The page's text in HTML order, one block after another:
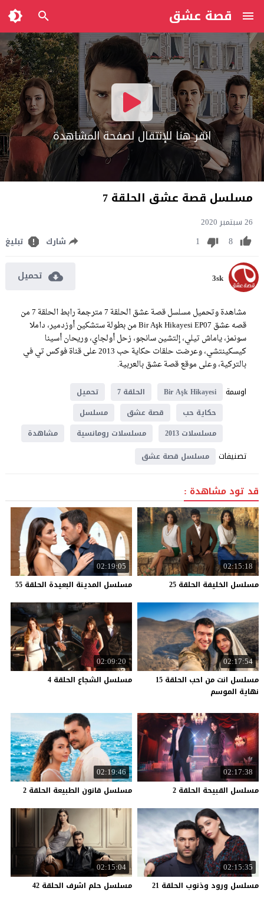
قصة عشق
انقر هنا للإنتقال لصفحة المشاهدة
مسلسل قصة عشق الحلقة 7
26 سبتمبر 2020
8
1 شارك تبليغ
3sk تحميل
مشاهدة وتحميل مسلسل قصة عشق الحلقة 7 مترجمة رابط الحلقة 7 من
قصه عشق Bir Aşk Hikayesi EP07 من بطولة ستشكين أوزدمير، داملا
سونمز، ياماش تيلي، إلتشين سانجو، زحل أولجاي، وريحان أسينا
كيسكينتشي، وعرضت حلقات حكاية حب 2013 على قناة فوكس تي في
بالتركية، وعلى موقع قصة عشق بالعربية.
اوسمة
Bir Aşk Hikayesi الحلقة 7
تحميل
حكاية حب
قصة عشق
مسلسل
مسلسلات 2013
مسلسلات رومانسية مشاهدة
تصنيفات مسلسل قصة عشق
قد تود مشاهدة :
02:15:18
مسلسل الخليفة الحلقة 25
02:19:05
مسلسل المدينة البعيدة الحلقة 55
02:17:54
مسلسل انت من احب الحلقة 15
نهاية الموسم
02:09:20
مسلسل الشجاع الحلقة 4
02:17:38
مسلسل القبيحة الحلقة 2
02:19:46
مسلسل قانون الطبيعة الحلقة 2
02:15:35
مسلسل ورود وذنوب الحلقة 21
02:15:04
مسلسل حلم اشرف الحلقة 42